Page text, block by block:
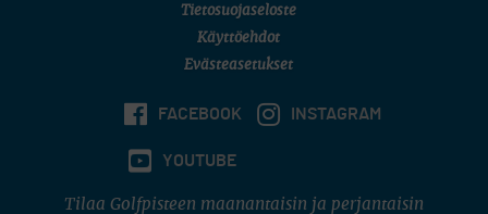
Tietosuojaseloste
Käyttöehdot
Evästeasetukset
FACEBOOK INSTAGRAM
YOUTUBE
Tilaa Golfpisteen maanantaisin ja perjantaisin